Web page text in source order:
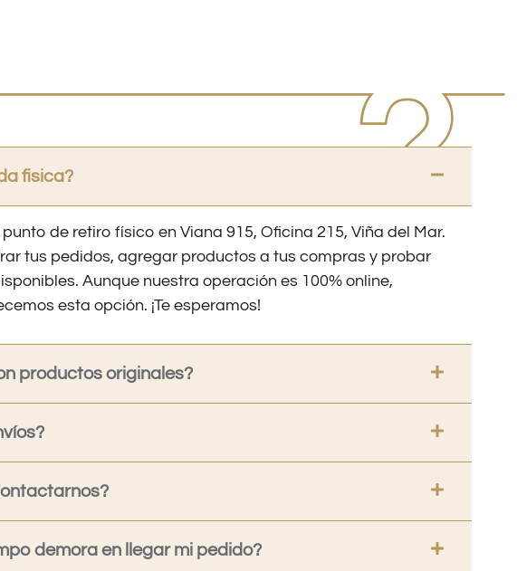
fisica?
de retiro físico en Viana 915, Oficina 215, Viña del Mar.
tus pedidos, agregar productos a tus compras y probar
Aunque nuestra operación es 100% online,
esta opción. ¡Te esperamos!
productos originales?
demora en llegar mi pedido?